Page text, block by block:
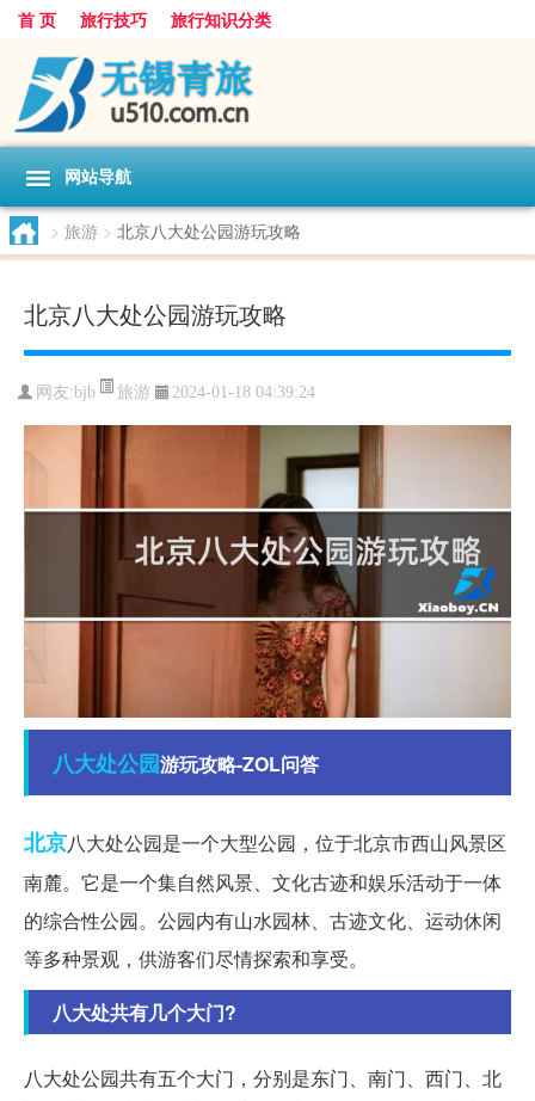
首 页 旅行技巧 旅行知识分类
网站导航
> 旅游 > 北京八大处公园游玩攻略
北京八大处公园游玩攻略
网友:bjb 旅游 2024-01-18 04:39:24
八大处公园游玩攻略-ZOL问答
北京八大处公园是一个大型公园，位于北京市西山风景区
南麓。它是一个集自然风景、文化古迹和娱乐活动于一体
的综合性公园。公园内有山水园林、古迹文化、运动休闲
等多种景观，供游客们尽情探索和享受。
八大处共有几个大门?
八大处公园共有五个大门，分别是东门、南门、西门、北